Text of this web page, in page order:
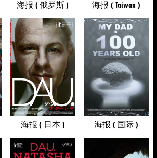
海报 ( 俄罗斯 ) 海报 ( Taiwan )
海报 ( 日本 ) 海报 ( 国际 )